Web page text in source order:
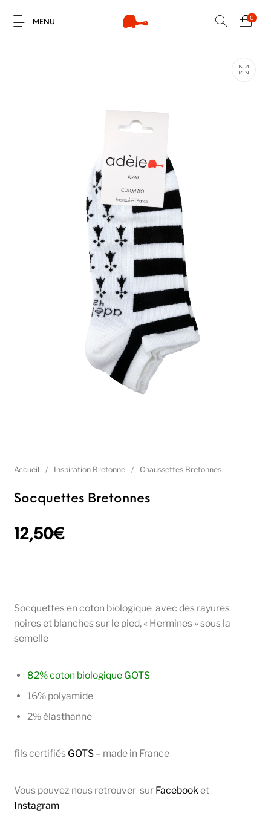
MENU
0
Accueil / Inspiration Bretonne / Chaussettes Bretonnes
Socquettes Bretonnes
12,50€
Socquettes en coton biologique avec des rayures
noires et blanches sur le pied, « Hermines » sous la
semelle
82% coton biologique GOTS
16% polyamide
2% élasthanne
fils certifiésGOTS– made in France
Vous pouvez nous retrouver sur Facebook et
Instagram